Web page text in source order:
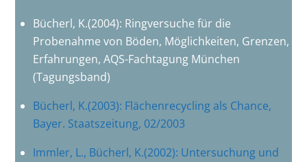
Bücherl, K.(2004): Ringversuche für die
Probenahme von Böden, Möglichkeiten, Grenzen,
Erfahrungen, AQS-Fachtagung München
(Tagungsband)
Bücherl, K.(2003): Flächenrecycling als Chance,
Bayer. Staatszeitung, 02/2003
Immler, L., Bücherl, K.(2002): Untersuchung und